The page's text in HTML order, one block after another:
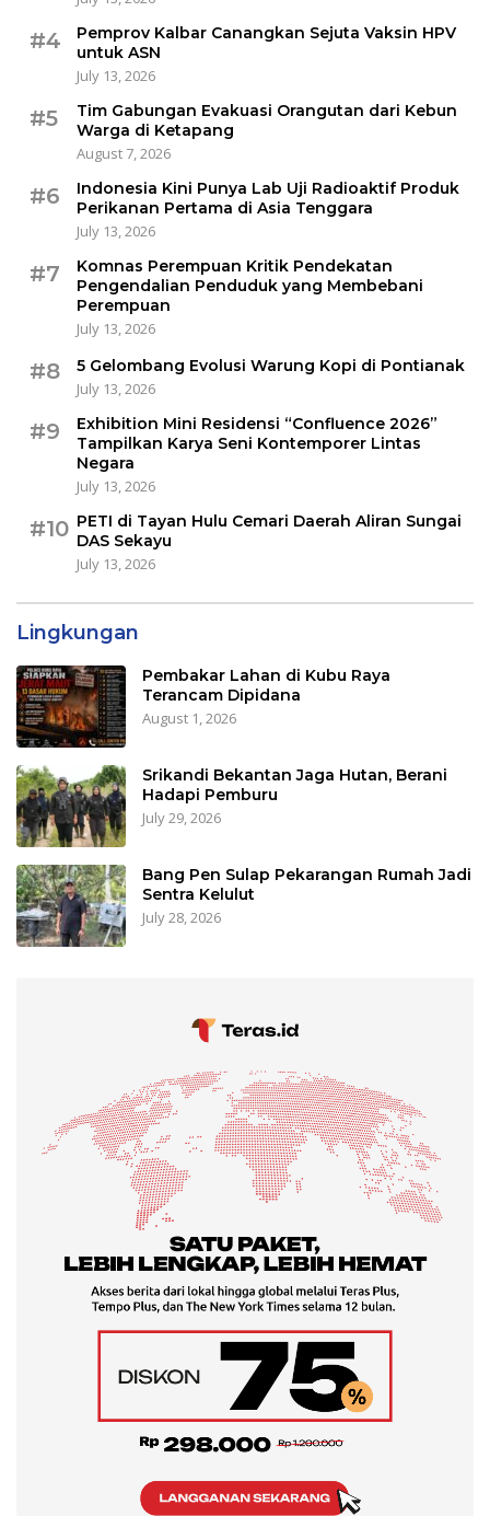
#4
Pemprov Kalbar Canangkan Sejuta Vaksin HPV
untuk ASN
July 13, 2026
#5
Tim Gabungan Evakuasi Orangutan dari Kebun
Warga di Ketapang
August 7, 2026
#6
Indonesia Kini Punya Lab Uji Radioaktif Produk
Perikanan Pertama di Asia Tenggara
July 13, 2026
#7
Komnas Perempuan Kritik Pendekatan
Pengendalian Penduduk yang Membebani
Perempuan
July 13, 2026
#8
5 Gelombang Evolusi Warung Kopi di Pontianak
July 13, 2026
#9
Exhibition Mini Residensi “Confluence 2026”
Tampilkan Karya Seni Kontemporer Lintas
Negara
July 13, 2026
#10 PETI di Tayan Hulu Cemari Daerah Aliran Sungai
DAS Sekayu
July 13, 2026
Lingkungan
Pembakar Lahan di Kubu Raya
Terancam Dipidana
August 1, 2026
Srikandi Bekantan Jaga Hutan, Berani
Hadapi Pemburu
July 29, 2026
Bang Pen Sulap Pekarangan Rumah Jadi
Sentra Kelulut
July 28, 2026